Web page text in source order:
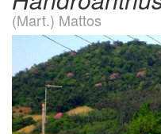
(Mart.) Mattos